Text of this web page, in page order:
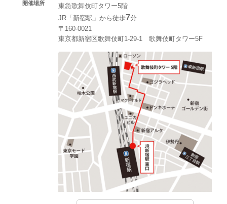
開催場所
東急歌舞伎町タワー5階
JR「新宿駅」から徒歩7分
〒160-0021
東京都新宿区歌舞伎町1-29-1 歌舞伎町タワー5F